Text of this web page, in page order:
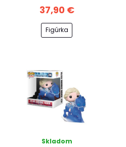
37,90 €
Figúrka
Skladom